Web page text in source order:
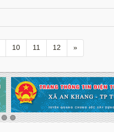
10 11 12 »